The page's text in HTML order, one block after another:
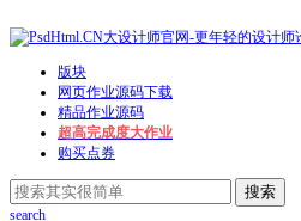
版块
网页作业源码下载
精品作业源码
超高完成度大作业
购买点券
搜索
search